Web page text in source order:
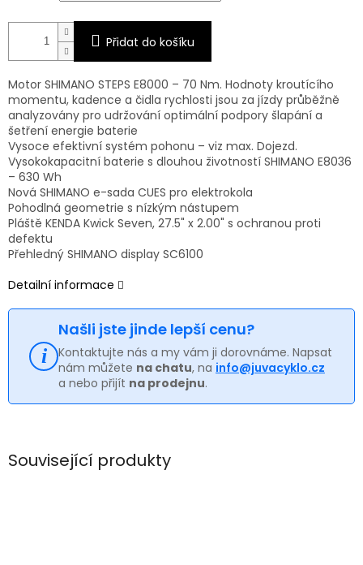
Přidat do košíku
Motor SHIMANO STEPS E8000 – 70 Nm. Hodnoty kroutícího
momentu, kadence a čidla rychlosti jsou za jízdy průběžně
analyzovány pro udržování optimální podpory šlapání a
šetření energie baterie
Vysoce efektivní systém pohonu – viz max. Dojezd.
Vysokokapacitní baterie s dlouhou životností SHIMANO E8036
– 630 Wh
Nová SHIMANO e-sada CUES pro elektrokola
Pohodlná geometrie s nízkým nástupem
Pláště KENDA Kwick Seven, 27.5" x 2.00" s ochranou proti
defektu
Přehledný SHIMANO display SC6100
Detailní informace
Našli jste jinde lepší cenu?
Kontaktujte nás a my vám ji dorovnáme. Napsat
nám můžete na chatu, na info@juvacyklo.cz
a nebo přijít na prodejnu.
Související produkty